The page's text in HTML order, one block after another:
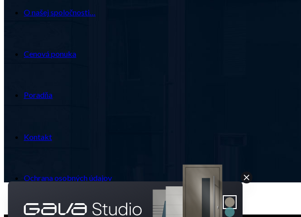
O našej spoločnosti…
Cenová ponuka
Poradňa
Kontakt
Ochrana osobných údajov